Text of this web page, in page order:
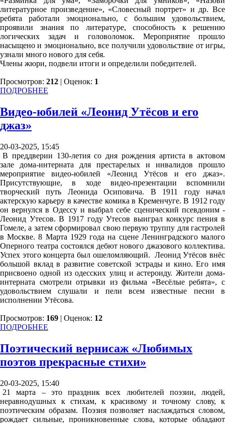
литературное произведение», «Словесный портрет» и др. Все
ребята работали эмоционально, с большим удовольствием,
проявили знания по литературе, способность к решению
логических задач и головоломок. Мероприятие прошло
насыщено и эмоционально, все получили удовольствие от игры,
узнали много нового для себя.
Члены жюри, подвели итоги и определили победителей.
Просмотров: 212 | Оценок: 1
ПОДРОБНЕЕ
Видео-юбилей «Леонид Утёсов и его
джаз»
20-03-2025, 15:45
В преддверии 130-летия со дня рождения артиста в актовом
зале дома-интерната для престарелых и инвалидов прошло
мероприятие видео-юбилей «Леонид Утёсов и его джаз».
Присутствующие, в ходе видео-презентации вспомнили
творческий путь Леонида Осиповича. В 1911 году начал
актерскую карьеру в качестве комика в Кременчуге. В 1912 году
он вернулся в Одессу и выбрал себе сценический псевдоним -
Леонид Утесов. В 1917 году Утесов выиграл конкурс пения в
Гомеле, а затем сформировал свою первую труппу для гастролей
в Москве. 8 Марта 1929 года на сцене Ленинградского малого
Оперного театра состоялся дебют нового джазового коллектива.
Успех этого концерта был ошеломляющий. Леонид Утёсов внёс
большой вклад в развитие советской эстрады и кино. Его имя
присвоено одной из одесских улиц и астероиду. Жители дома-
интерната смотрели отрывки из фильма «Весёлые ребята», с
удовольствием слушали и пели всем известные песни в
исполнении Утёсова.
Просмотров: 169 | Оценок: 12
ПОДРОБНЕЕ
Поэтический вернисаж «Любимых
поэтов прекрасные стихи»
20-03-2025, 15:40
21 марта – это праздник всех любителей поэзии, людей,
неравнодушных к стихам, к красивому и точному слову, к
поэтическим образам. Поэзия позволяет наслаждаться словом,
рождает сильные, проникновенные слова, которые обладают